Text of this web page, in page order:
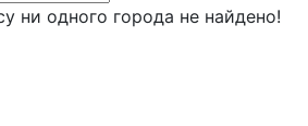
ни одного города не найдено!